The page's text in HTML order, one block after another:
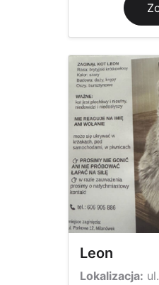
Leon
Lokalizacja: